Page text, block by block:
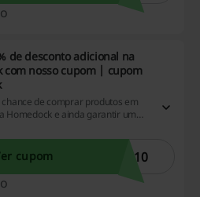
de desconto adicional na
com nosso cupom | cupom
de comprar produtos em
Homedock e ainda garantir um
essas oportunidades únicas
e expanda suas possibilidades
nossos códigos de desconto,
ofertas de cashback. Vem
a gente!
cupom
S10